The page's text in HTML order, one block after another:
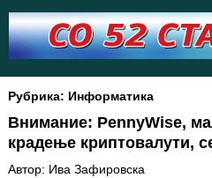
Рубрика: Информатика
Внимание: PennyWise,
крадење криптовалути,
Автор: Ива Зафировска